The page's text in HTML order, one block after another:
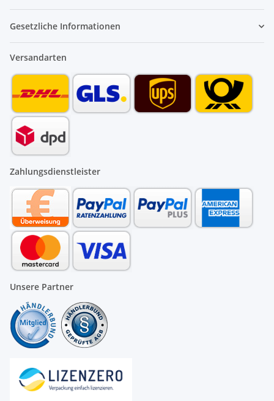
Gesetzliche Informationen
Versandarten
Zahlungsdienstleister
Unsere Partner